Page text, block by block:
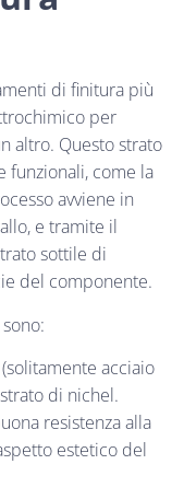
di finitura più
per
altro. Questo strato
funzionali, come la
avviene in
e tramite il
sottile di
del componente.
acciaio
di nichel.
resistenza alla
estetico del